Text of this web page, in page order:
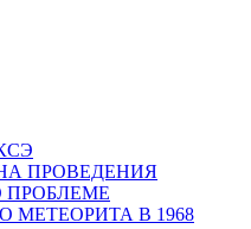
ПРОВЕДЕНИЯ
МЕТЕОРИТА В 1968